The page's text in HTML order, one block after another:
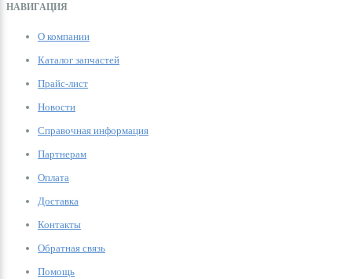
НАВИГАЦИЯ
О компании
Каталог запчастей
Прайс-лист
Новости
Справочная информация
Партнерам
Оплата
Доставка
Контакты
Обратная связь
Помощь